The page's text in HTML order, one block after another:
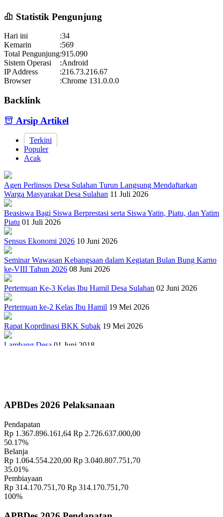
Statistik Pengunjung
Hari ini :34
Kemarin
:569
Total Pengunjung:915.090
Sistem Operasi
:Android
IP Address
:216.73.216.67
Browser
:Chrome 131.0.0.0
Backlink
Arsip Artikel
Terkini
Populer
Acak
Agen Perlinsos Desa Sulahan Turun Langsung Mendaftarkan
Warga Masyarakat Desa Sulahan 11 Juli 2026
Beasiswa Bagi Siswa Berprestasi serta Siswa Yatin, Piatu, dan Yatim
Piatu 01 Juli 2026
Sensus Ekonomi 2026 10 Juni 2026
Seminar Wawasan Kebangsaan dalam Kegiatan Bulan Bung Karno
ke-VIII Tahun 2026 08 Juni 2026
Pertemuan Ke-3 Kelas Ibu Hamil Desa Sulahan 02 Juni 2026
Pertemuan ke-2 Kelas Ibu Hamil 19 Mei 2026
Rapat Koprdinasi BKK Subak 19 Mei 2026
Lambang Desa 01 Juni 2018
Penuhi Amanat UU Desa, Pemerintah Desa Sulahan Kembangkan
Sistem Informasi Desa 10 September 2018
"TRADISI MEMASAR DESA PAKRAMAN TANGGAHAN
PEKEN" 15 November 2018
Banjar Cekeng Destinasi Wisata Baru di Bangli Mirip Penglipuran
18 September 2018
"PENANAMAN TOGA DAN WARUNG HIDUP DI RUMAH
CONTOH"
Koperasi Merah Putih Sulahan Gelar RAT Perdana
APBDes 2026 Pelaksanaan
Pendapatan
Rp 1.367.896.161,64 Rp 2.726.637.000,00
50.17%
Belanja
Rp 1.064.554.220,00 Rp 3.040.807.751,70
35.01%
Pembiayaan
Rp 314.170.751,70 Rp 314.170.751,70
100%